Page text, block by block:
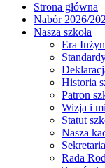
Strona główna
Nabór 2026/
Nasza szkoła
Era
Historia
Patron
Wizja i
Statut
Nasza
Rada